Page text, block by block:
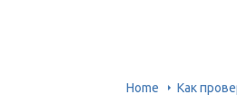
Home Как